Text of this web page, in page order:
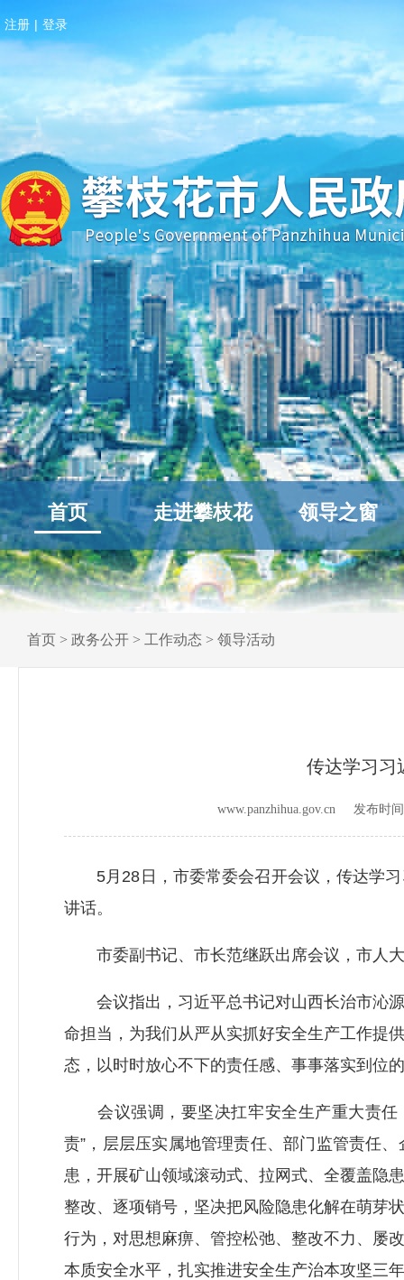
注册 | 登录
首页 走进攀枝花 领导之窗
首页 > 政务公开 > 工作动态 > 领导活动
传达学习习
www.panzhihua.gov.cn 发布时
5月28日，市委常委会召开会议，传达学习
讲话。
市委副书记、市长范继跃出席会议，市人大
会议指出，习近平总书记对山西长治市沁源
命担当，为我们从严从实抓好安全生产工作提
态，以时时放心不下的责任感、事事落实到位
会议强调，要坚决扛牢安全生产重大责任
责”，层层压实属地管理责任、部门监管责任
患，开展矿山领域滚动式、拉网式、全覆盖隐
整改、逐项销号，坚决把风险隐患化解在萌芽
行为，对思想麻痹、管控松弛、整改不力、屡
本质安全水平，扎实推进安全生产治本攻坚三